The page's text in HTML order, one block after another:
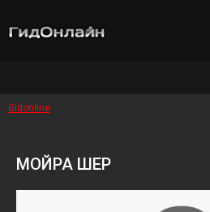
Gidonline
МОЙРА ШЕР